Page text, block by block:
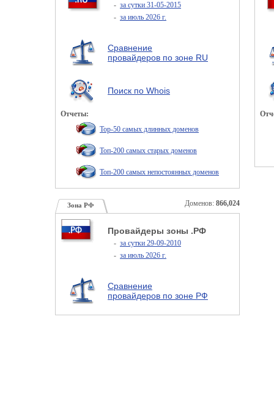
- за сутки 31-05-2015
- за июль 2026 г.
Сравнение
провайдеров по зоне RU
Поиск по Whois
Отчеты:
Top-50 самых длинных доменов
Топ-200 самых старых доменов
Топ-200 самых непостоянных доменов
Доменов: 866,024
Зона РФ
Провайдеры зоны .РФ
- за сутки 29-09-2010
- за июль 2026 г.
Сравнение
провайдеров по зоне РФ